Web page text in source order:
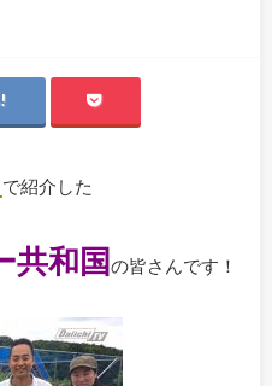
で紹介した
共和国 の皆さんです！